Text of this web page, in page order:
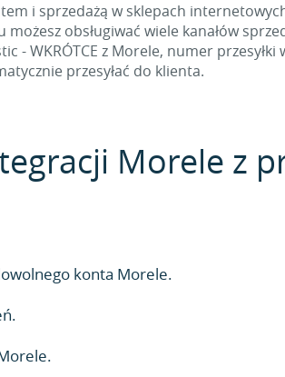
i sprzedażą w sklepach
możesz obsługiwać wiele kanałów
WKRÓTCE z Morele, numer
przesyłać do klienta.
Morele z
konta Morele.